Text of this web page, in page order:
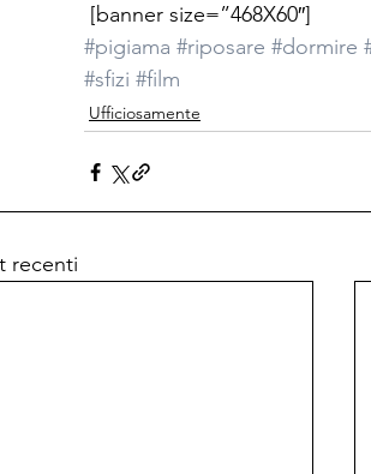
[banner size=”468X60″]
#pigiama #riposare #dormire
#sfizi #film
Ufficiosamente
recenti